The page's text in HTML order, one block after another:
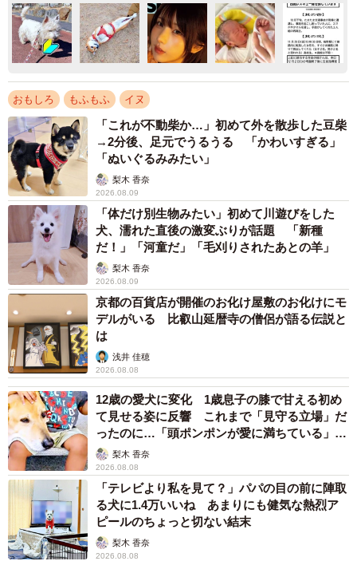
おもしろ もふもふ イヌ
「これが不動柴か…」初めて外を散歩した豆柴
→2分後、足元でうるうる 「かわいすぎる」
「ぬいぐるみみたい」
梨木 香奈
2026.08.09
「体だけ別生物みたい」初めて川遊びをした
犬、濡れた直後の激変ぶりが話題 「新種
だ！」「河童だ」「毛刈りされたあとの羊」
梨木 香奈
2026.08.09
京都の百貨店が開催のお化け屋敷のお化けにモ
デルがいる 比叡山延暦寺の僧侶が語る伝説と
は
浅井 佳穂
2026.08.08
12歳の愛犬に変化 1歳息子の膝で甘える初め
て見せる姿に反響 これまで「見守る立場」だ
ったのに…「頭ポンポンが愛に満ちている」
「尊…」
梨木 香奈
2026.08.08
「テレビより私を見て？」パパの目の前に陣取
る犬に1.4万いいね あまりにも健気な熱烈ア
ピールのちょっと切ない結末
梨木 香奈
2026.08.08